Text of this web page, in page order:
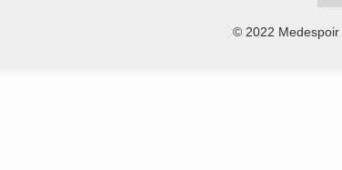
© 2022 Medespoir